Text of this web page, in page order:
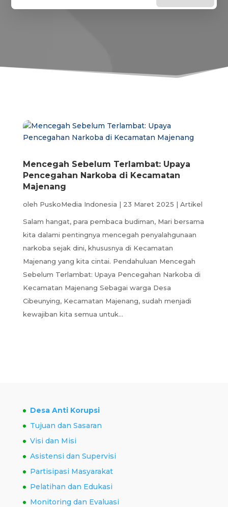
Mencegah Sebelum Terlambat: Upaya
Pencegahan Narkoba di Kecamatan
Majenang
oleh PuskoMedia Indonesia | 23 Maret 2025 | Artikel
Salam hangat, para pembaca budiman, Mari bersama
kita dalami pentingnya mencegah penyalahgunaan
narkoba sejak dini, khususnya di Kecamatan
Majenang yang kita cintai. Pendahuluan Mencegah
Sebelum Terlambat: Upaya Pencegahan Narkoba di
Kecamatan Majenang Sebagai warga Desa
Cibeunying, Kecamatan Majenang, sudah menjadi
kewajiban kita semua untuk...
Desa Anti Korupsi
Tujuan dan Sasaran
Visi dan Misi
Asistensi dan Supervisi
Partisipasi Masyarakat
Pelatihan dan Edukasi
Monitoring dan Evaluasi